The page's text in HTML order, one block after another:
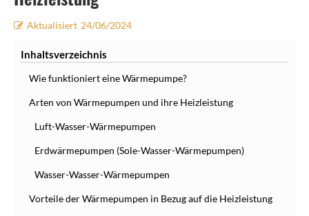
Aktualisiert 24/06/2024
Inhaltsverzeichnis
Wie funktioniert eine Wärmepumpe?
Arten von Wärmepumpen und ihre Heizleistung
Luft-Wasser-Wärmepumpen
Erdwärmepumpen (Sole-Wasser-Wärmepumpen)
Wasser-Wasser-Wärmepumpen
Vorteile der Wärmepumpen in Bezug auf die Heizleistung